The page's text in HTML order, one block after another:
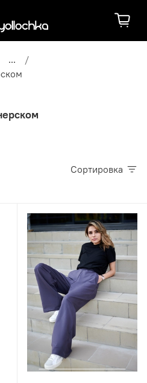
...
Сортировка